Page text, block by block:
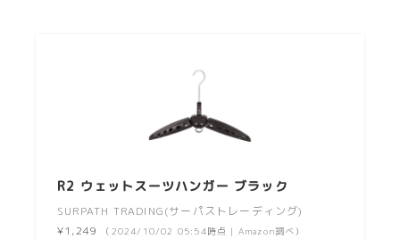
R2 ウェットスーツハンガー ブラック
SURPATH TRADING(サーパストレーディング)
¥1,249
（2024/10/02 05:54時点 | Amazon調べ）